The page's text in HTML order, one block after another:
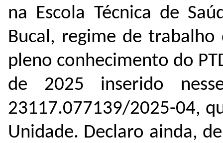
na Escola Técnica de
Bucal, regime de
pleno conhecimento do
de 2025 inserido
23117.077139/2025-04,
Unidade. Declaro ainda,